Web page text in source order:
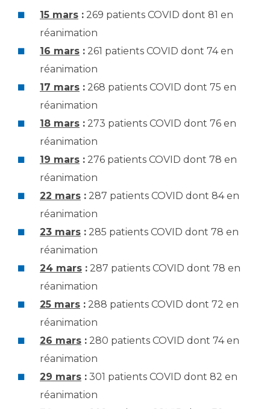
15 mars : 269 patients COVID dont 81 en
réanimation
16 mars : 261 patients COVID dont 74 en
réanimation
17 mars : 268 patients COVID dont 75 en
réanimation
18 mars : 273 patients COVID dont 76 en
réanimation
19 mars : 276 patients COVID dont 78 en
réanimation
22 mars : 287 patients COVID dont 84 en
réanimation
23 mars : 285 patients COVID dont 78 en
réanimation
24 mars : 287 patients COVID dont 78 en
réanimation
25 mars : 288 patients COVID dont 72 en
réanimation
26 mars : 280 patients COVID dont 74 en
réanimation
29 mars : 301 patients COVID dont 82 en
réanimation